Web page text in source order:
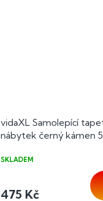
vidaXL Samolepící
nábytek černý kámen
SKLADEM
475 Kč